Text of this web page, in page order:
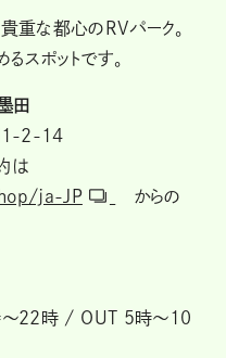
重な都心のRVパーク。
スポットです。
田
1-2-14
は
ja-JP
からの
時～22時 / OUT 5時～10